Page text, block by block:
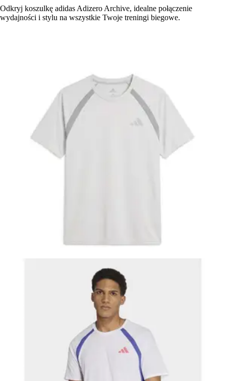
Odkryj koszulkę adidas Adizero Archive, idealne połączenie
wydajności i stylu na wszystkie Twoje treningi biegowe.